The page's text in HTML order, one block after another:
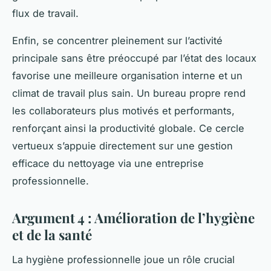
flux de travail.
Enfin, se concentrer pleinement sur l’activité
principale sans être préoccupé par l’état des locaux
favorise une meilleure organisation interne et un
climat de travail plus sain. Un bureau propre rend
les collaborateurs plus motivés et performants,
renforçant ainsi la productivité globale. Ce cercle
vertueux s’appuie directement sur une gestion
efficace du nettoyage via une entreprise
professionnelle.
Argument 4 : Amélioration de l’hygiène
et de la santé
La hygiène professionnelle joue un rôle crucial